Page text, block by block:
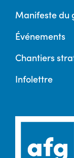
Manifeste du
Événements
Chantiers
Infolettre